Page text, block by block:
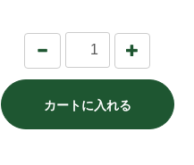
カートに入れる